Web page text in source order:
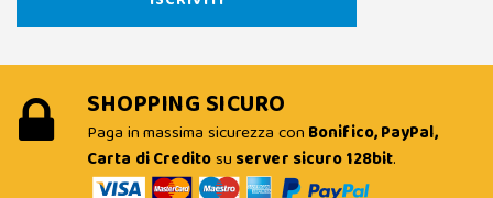
SHOPPING SICURO
Paga in massima sicurezza con Bonifico, PayPal,
Carta di Creditosu server sicuro 128bit.